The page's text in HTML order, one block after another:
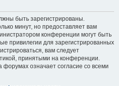
быть зарегистрированы.
минут, но предоставляет вам
конференции могут быть
привилегии для зарегистрированных
вам следует
принятыми на конференции.
означает согласие со всеми